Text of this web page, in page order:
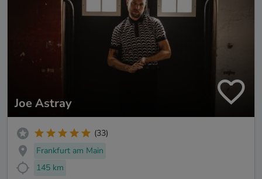
Joe Astray
(33)
Frankfurt am Main
145 km